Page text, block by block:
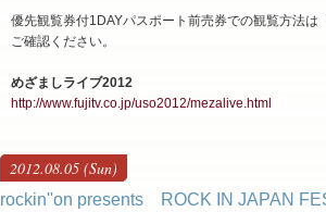
優先観覧券付1DAYパスポート前売券での観覧方法
ご確認ください。
めざましライブ2012
http://www.fujitv.co.jp/uso2012/mezalive.html
2012.08.05 (Sun)
rockin''on presents ROCK IN JAPAN